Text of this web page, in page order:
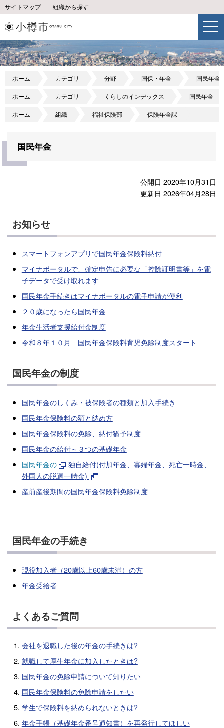
サイトマップ 組織から探す
ホーム カテゴリ 分野 国保・年金 国民年金
ホーム カテゴリ くらしのインデックス 国民年金
ホーム 組織 福祉保険部 保険年金課
国民年金
公開日 2020年10月31日
更新日 2026年04月28日
お知らせ
スマートフォンアプリで国民年金保険料納付
マイナポータルで、確定申告に必要な「控除証明書等」を電
子データで受け取れます
国民年金手続きはマイナポータルの電子申請が便利
２０歳になったら国民年金
年金生活者支援給付金制度
令和８年１０月 国民年金保険料育児免除制度スタート
国民年金の制度
国民年金のしくみ・被保険者の種類と加入手続き
国民年金保険料の額と納め方
国民年金保険料の免除、納付猶予制度
国民年金の給付～３つの基礎年金
国民年金の
独自給付(付加年金、寡婦年金、死亡一時金、
外国人の脱退一時金)
産前産後期間の国民年金保険料免除制度
国民年金の手続き
現役加入者（20歳以上60歳未満）の方
年金受給者
よくあるご質問
会社を退職した後の年金の手続きは?
就職して厚生年金に加入したときは?
国民年金の免除申請について知りたい
国民年金保険料の免除申請をしたい
学生で保険料を納められないときは?
年金手帳（基礎年金番号通知書）を再発行してほしい